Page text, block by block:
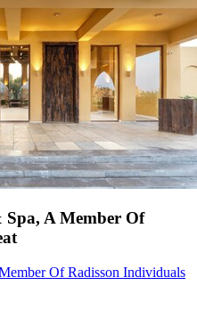
A Member Of
Of Radisson Individuals